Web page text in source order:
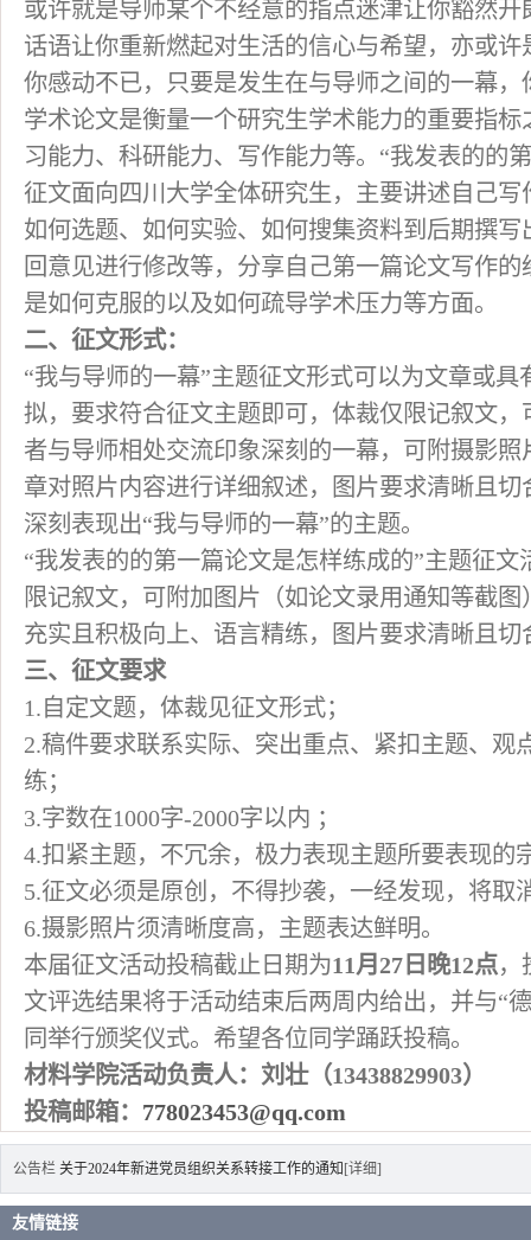
或许就是导师某个不经意的指点迷津让你豁然
话语让你重新燃起对生活的信心与希望，亦或
你感动不已，只要是发生在与导师之间的一幕，
学术论文是衡量一个研究生学术能力的重要指
习能力、科研能力、写作能力等。“我发表的的
征文面向四川大学全体研究生，主要讲述自己
如何选题、如何实验、如何搜集资料到后期撰
回意见进行修改等，分享自己第一篇论文写作
是如何克服的以及如何疏导学术压力等方面。
二、征文形式：
“我与导师的一幕”主题征文形式可以为文章或
拟，要求符合征文主题即可，体裁仅限记叙文
者与导师相处交流印象深刻的一幕，可附摄影
章对照片内容进行详细叙述，图片要求清晰且
深刻表现出“我与导师的一幕”的主题。
“我发表的的第一篇论文是怎样练成的”主题征
限记叙文，可附加图片（如论文录用通知等截
充实且积极向上、语言精练，图片要求清晰且切
三、征文要求
1.自定文题，体裁见征文形式；
2.稿件要求联系实际、突出重点、紧扣主题、观
练；
3.字数在1000字-2000字以内 ；
4.扣紧主题，不冗余，极力表现主题所要表现的
5.征文必须是原创，不得抄袭，一经发现，将取
6.摄影照片须清晰度高，主题表达鲜明。
本届征文活动投稿截止日期为11月 27 日晚12点，
文评选结果将于活动结束后两周内给出，并与“
同举行颁奖仪式。希望各位同学踊跃投稿。
材料学院活动负责人：刘壮（13438829903）
投稿邮箱： 778023453@qq.com
公告栏 关于2024年新进党员组织关系转接工作的通知 [详细]
友情链接